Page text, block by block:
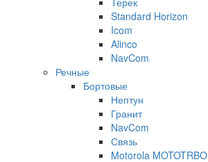
Standard Horizon
Icom
Alinco
NavCom
Речные
Бортовые
Нептун
Гранит
NavCom
Связь
Motorola MOTOTRBO